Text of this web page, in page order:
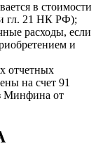
в стоимости
гл. 21 НК РФ);
расходы, если
и
отчетных
на счет 91
Минфина от